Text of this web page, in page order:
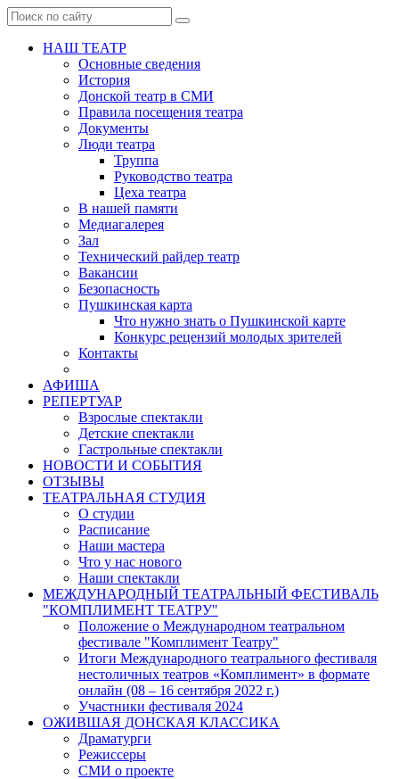
НАШ ТЕАТР
Основные сведения
История
Донской театр в СМИ
Правила посещения театра
Документы
Люди театра
Труппа
Руководство театра
Цеха театра
В нашей памяти
Медиагалерея
Зал
Технический райдер театр
Вакансии
Безопасность
Пушкинская карта
Что нужно знать о Пушкинской карте
Конкурс рецензий молодых зрителей
Контакты
АФИША
РЕПЕРТУАР
Взрослые спектакли
Детские спектакли
Гастрольные спектакли
НОВОСТИ И СОБЫТИЯ
ОТЗЫВЫ
ТЕАТРАЛЬНАЯ СТУДИЯ
О студии
Расписание
Наши мастера
Что у нас нового
Наши спектакли
МЕЖДУНАРОДНЫЙ ТЕАТРАЛЬНЫЙ ФЕСТИВАЛЬ
"КОМПЛИМЕНТ ТЕАТРУ"
Положение о Международном театральном
фестивале "Комплимент Театру"
Итоги Международного театрального фестиваля
нестоличных театров «Комплимент» в формате
онлайн (08 – 16 сентября 2022 г.)
Участники фестиваля 2024
ОЖИВШАЯ ДОНСКАЯ КЛАССИКА
Драматурги
Режиссеры
СМИ о проекте